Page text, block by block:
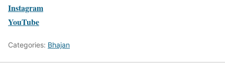
Instagram
YouTube
Categories: Bhajan